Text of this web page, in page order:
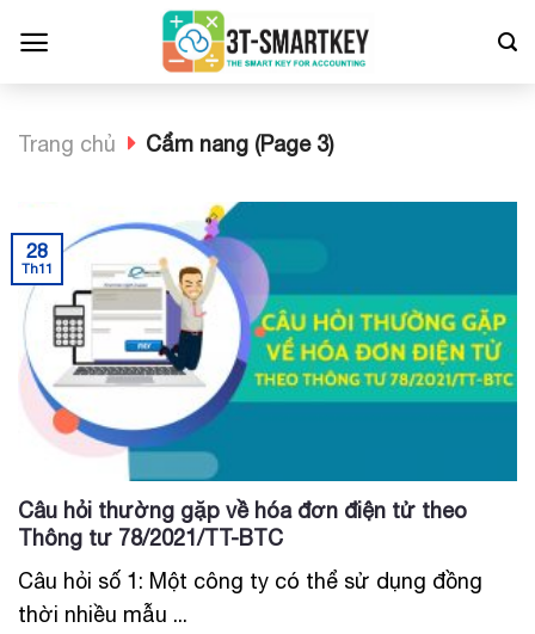
qua
Trang chủ Cẩm nang (Page 3)
Câu hỏi thường gặp về hóa đơn điện tử theo
Thông tư 78/2021/TT-BTC
Câu hỏi số 1: Một công ty có thể sử dụng đồng
thời nhiều mẫu ...
28
Th11